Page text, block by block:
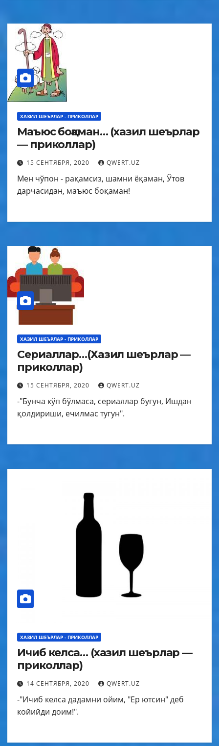
ХАЗИЛ ШЕЪРЛАР - ПРИКОЛЛАР
Маъюс боқаман… (хазил шеърлар
— приколлар)
15 СЕНТЯБРЯ, 2020 QWERT.UZ
Мен чўпон - рақамсиз, шамни ёқаман, Ўтов
дарчасидан, маъюс боқаман!
ХАЗИЛ ШЕЪРЛАР - ПРИКОЛЛАР
Сериаллар…(Хазил шеърлар —
приколлар)
15 СЕНТЯБРЯ, 2020 QWERT.UZ
-"Бунча кўп бўлмаса, сериаллар бугун, Ишдан
қолдириши, ечилмас тугун".
ХАЗИЛ ШЕЪРЛАР - ПРИКОЛЛАР
Ичиб келса… (хазил шеърлар —
приколлар)
14 СЕНТЯБРЯ, 2020 QWERT.UZ
-"Ичиб келса дадамни ойим, "Ер ютсин" деб
койийди доим!".